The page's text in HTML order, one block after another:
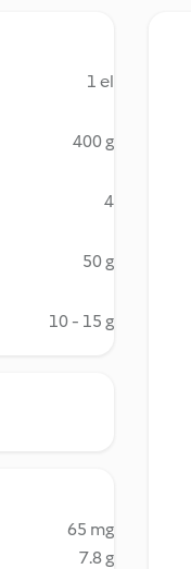
1 el
400 g
4
50 g
10 - 15 g
65 mg
7.8 g